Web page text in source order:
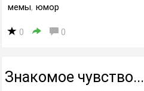
мемы, юмор
0 0
Знакомое чувство...